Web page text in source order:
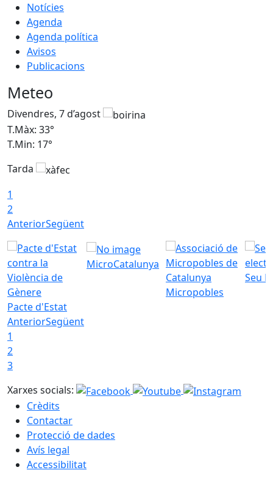
Notícies
Agenda
Agenda política
Avisos
Publicacions
Meteo
Divendres, 7 d’agost
T.Màx: 33°
T.Min: 17°
Tarda
1
2
AnteriorSegüent
Pacte d'Estat
MicroCatalunya
Micropobles
Seu
AnteriorSegüent
1
2
3
Xarxes socials:
Crèdits
Contactar
Protecció de dades
Avís legal
Accessibilitat